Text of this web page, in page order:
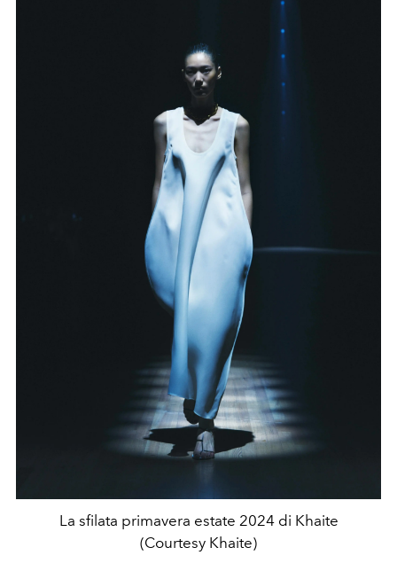
La sfilata primavera estate 2024 di Khaite
(Courtesy Khaite)